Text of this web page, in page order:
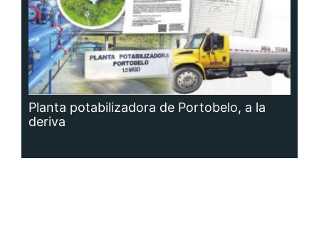
Planta potabilizadora de Portobelo, a la
deriva